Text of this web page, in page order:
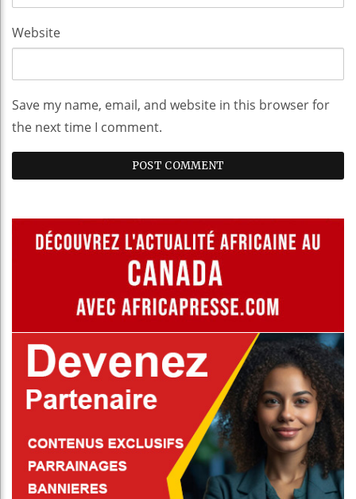
Website
Save my name, email, and website in this browser for
the next time I comment.